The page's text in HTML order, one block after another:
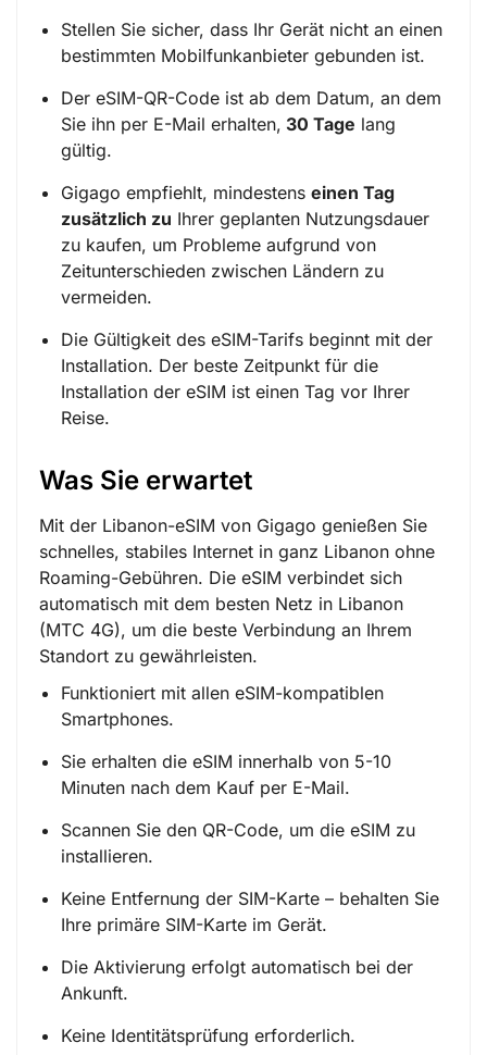
Stellen Sie sicher, dass Ihr Gerät nicht an einen
bestimmten Mobilfunkanbieter gebunden ist.
Der eSIM-QR-Code ist ab dem Datum, an dem
Sie ihn per E-Mail erhalten, 30 Tage lang
gültig.
Gigago empfiehlt, mindestens einen Tag
zusätzlich zu Ihrer geplanten Nutzungsdauer
zu kaufen, um Probleme aufgrund von
Zeitunterschieden zwischen Ländern zu
vermeiden.
Die Gültigkeit des eSIM-Tarifs beginnt mit der
Installation. Der beste Zeitpunkt für die
Installation der eSIM ist einen Tag vor Ihrer
Reise.
Was Sie erwartet
Mit der Libanon-eSIM von Gigago genießen Sie
schnelles, stabiles Internet in ganz Libanon ohne
Roaming-Gebühren. Die eSIM verbindet sich
automatisch mit dem besten Netz in Libanon
(MTC 4G), um die beste Verbindung an Ihrem
Standort zu gewährleisten.
Funktioniert mit allen eSIM-kompatiblen
Smartphones.
Sie erhalten die eSIM innerhalb von 5-10
Minuten nach dem Kauf per E-Mail.
Scannen Sie den QR-Code, um die eSIM zu
installieren.
Keine Entfernung der SIM-Karte – behalten Sie
Ihre primäre SIM-Karte im Gerät.
Die Aktivierung erfolgt automatisch bei der
Ankunft.
Keine Identitätsprüfung erforderlich.